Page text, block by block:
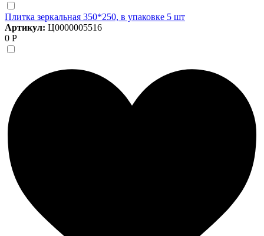
Плитка зеркальная 350*250, в упаковке 5 шт
Артикул: Ц0000005516
0 Р